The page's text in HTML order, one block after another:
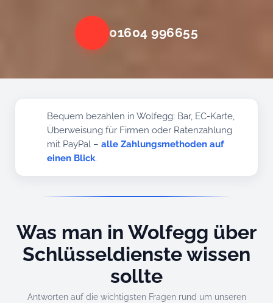
01604 996655
Bequem bezahlen in Wolfegg: Bar, EC-Karte,
Überweisung für Firmen oder Ratenzahlung
mit PayPal –alle Zahlungsmethoden auf
einen Blick.
Was man in Wolfegg über
Schlüsseldienste wissen
sollte
Antworten auf die wichtigsten Fragen rund um unseren